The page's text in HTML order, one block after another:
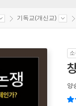
기독교(개신교)
양